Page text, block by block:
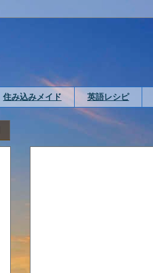
住み込みメイド 英語レシピ